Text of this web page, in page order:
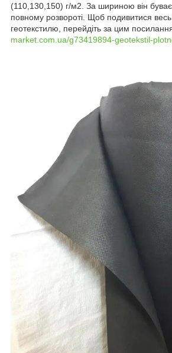
(110,130,150) г/м2. За шириною він
повному розвороті. Щоб подивитися
геотекстилю, перейдіть за цим
market.com.ua/g73419894-geotekstil-